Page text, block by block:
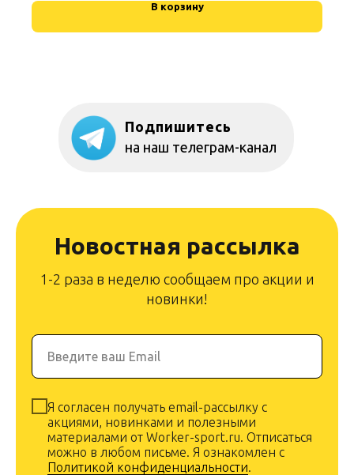
В корзину
Подпишитесь
на наш телеграм-канал
Новостная рассылка
1-2 раза в неделю сообщаем про акции и
новинки!
Введите ваш Email
Я согласен получать email-рассылку с
акциями, новинками и полезными
материалами от Worker-sport.ru. Отписаться
можно в любом письме. Я ознакомлен с
Политикой конфиденциальности.